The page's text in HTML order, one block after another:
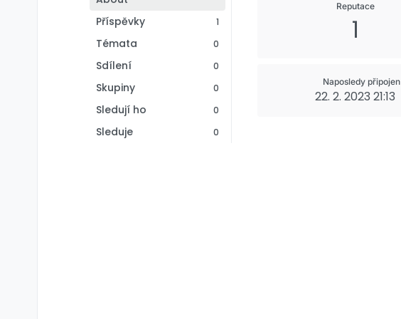
Příspěvky
1
Témata 0
Sdílení 0
Skupiny 0
Sledují ho 0
Sleduje 0
Reputace
1
Naposledy připojen
22. 2. 2023 21:13